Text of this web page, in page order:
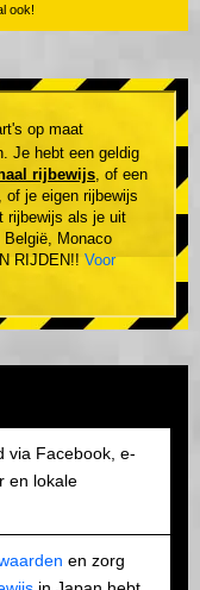
ook!
op maat
Je hebt een geldig
rijbewijs, of een
of je eigen rijbewijs
rijbewijs als je uit
Monaco
RIJDEN!! Voor
via Facebook, e-
en lokale
en zorg